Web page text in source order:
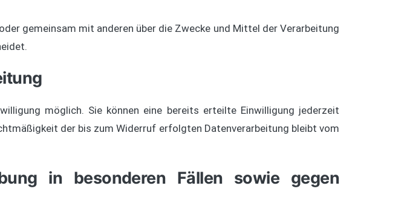
gemeinsam mit anderen über die Zwecke und Mittel der Verarbeitung
möglich. Sie können eine bereits erteilte Einwilligung jederzeit
der bis zum Widerruf erfolgten Datenverarbeitung bleibt vom
in besonderen Fällen sowie gegen